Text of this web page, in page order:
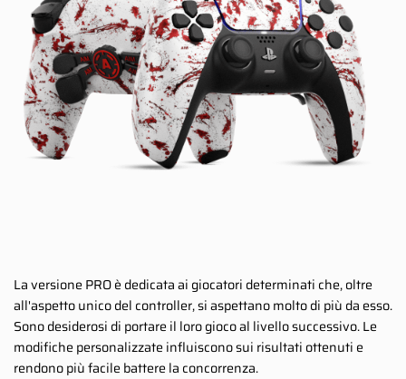
La versione PRO è dedicata ai giocatori determinati che, oltre
all'aspetto unico del controller, si aspettano molto di più da esso.
Sono desiderosi di portare il loro gioco al livello successivo. Le
modifiche personalizzate influiscono sui risultati ottenuti e
rendono più facile battere la concorrenza.